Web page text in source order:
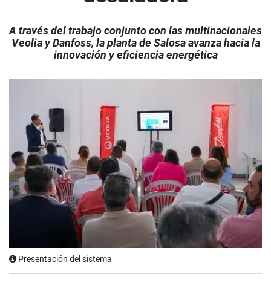
A través del trabajo conjunto con las multinacionales
Veolia y Danfoss, la planta de Salosa avanza hacia la
innovación y eficiencia energética
Presentación del sistema